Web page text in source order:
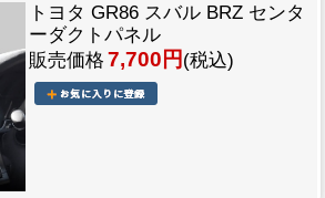
トヨタ GR86 スバル BRZ センタ
ーダクトパネル
販売価格 7,700円 (税込)